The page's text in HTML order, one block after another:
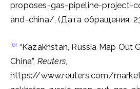
proposes-gas-pipeline-project-
and-china/, (Дата обращения:
[6] “Kazakhstan, Russia Map Out
China”, Reuters,
https://www.reuters.com/